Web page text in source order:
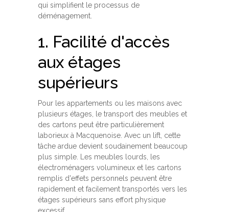
qui simplifient le processus de
déménagement.
1. Facilité d'accès
aux étages
supérieurs
Pour les appartements ou les maisons avec
plusieurs étages, le transport des meubles et
des cartons peut être particulièrement
laborieux à Macquenoise. Avec un lift, cette
tâche ardue devient soudainement beaucoup
plus simple. Les meubles lourds, les
électroménagers volumineux et les cartons
remplis d'effets personnels peuvent être
rapidement et facilement transportés vers les
étages supérieurs sans effort physique